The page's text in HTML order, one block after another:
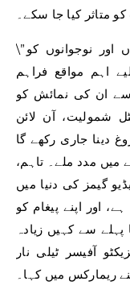
متاثر کیا جا سکے۔
\”ٹیکنالوجی اور ڈیجیٹل ایپلی کیشنز بچوں اور نوجوانوں کو
اہم مواقع فراہم
ان کی نمائش کو
شمولیت، آن لائن
دینا جاری رکھے گا
میں مدد ملے۔ تاہم،
گیمز کی دنیا میں
اور اپنے پیغام کو
پہلے سے کہیں زیادہ
آفیسر ٹیلی نار
ریمارکس میں کہا۔